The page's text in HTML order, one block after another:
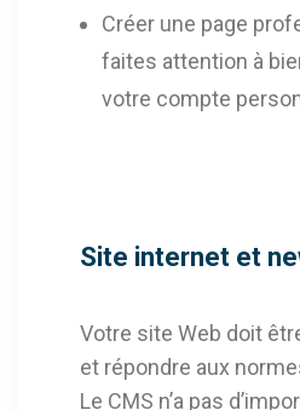
Créer une page
faites attention à
votre compte
Site internet et
Votre site Web doit
et répondre aux
Le CMS n’a pas